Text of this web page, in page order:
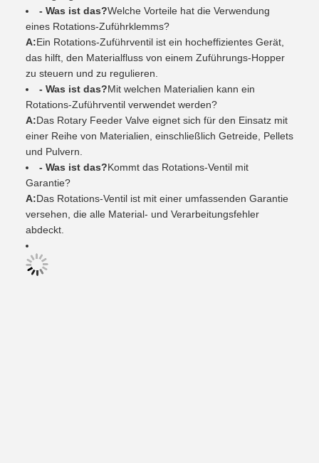
- Was ist das?Welche Vorteile hat die Verwendung
eines Rotations-Zuführklemms?
A:Ein Rotations-Zuführventil ist ein hocheffizientes Gerät,
das hilft, den Materialfluss von einem Zuführungs-Hopper
zu steuern und zu regulieren.
- Was ist das?Mit welchen Materialien kann ein
Rotations-Zuführventil verwendet werden?
A:Das Rotary Feeder Valve eignet sich für den Einsatz mit
einer Reihe von Materialien, einschließlich Getreide, Pellets
und Pulvern.
- Was ist das?Kommt das Rotations-Ventil mit
Garantie?
A:Das Rotations-Ventil ist mit einer umfassenden Garantie
versehen, die alle Material- und Verarbeitungsfehler
abdeckt.